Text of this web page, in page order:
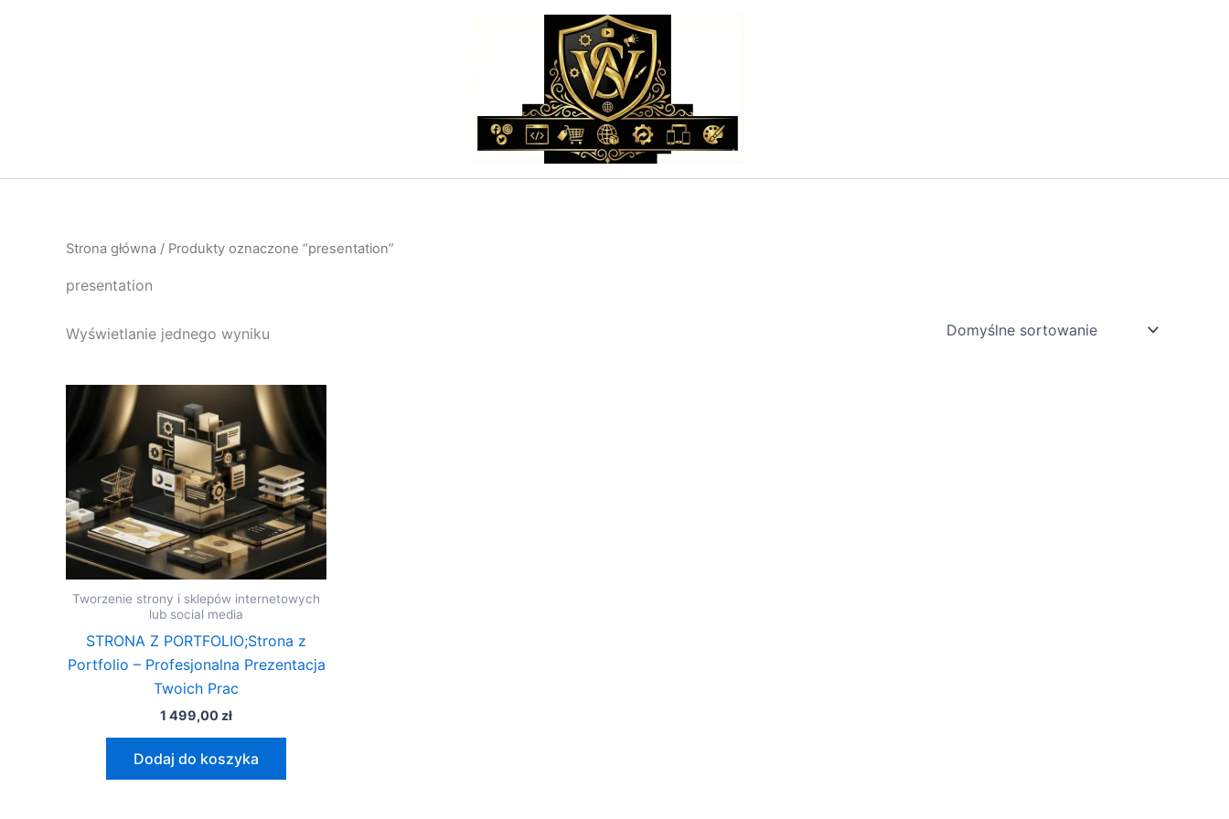
Strona główna / Produkty oznaczone “presentation”
presentation
Wyświetlanie jednego wyniku
Tworzenie strony i sklepów internetowych
lub social media
STRONA Z PORTFOLIO;Strona z
Portfolio – Profesjonalna Prezentacja
Twoich Prac
1 499,00 zł
Dodaj do koszyka